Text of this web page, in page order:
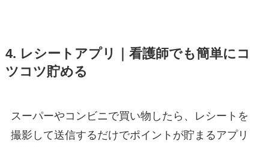
4. レシートアプリ｜看護師でも簡単にコ
ツコツ貯める
スーパーやコンビニで買い物したら、レシートを
撮影して送信するだけでポイントが貯まるアプリ